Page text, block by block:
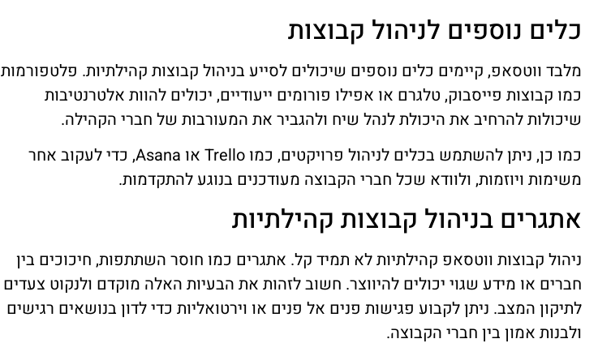
כלים נוספים לניהול קבוצות
מלבד ווטסאפ, קיימים כלים נוספים שיכולים לסייע בניהול קבוצות קהילתיות. פלטפורמות
כמו קבוצות פייסבוק, טלגרם או אפילו פורומים ייעודיים, יכולים להוות אלטרנטיבות
שיכולות להרחיב את היכולת לנהל שיח ולהגביר את המעורבות של חברי הקהילה.
כמו כן, ניתן להשתמש בכלים לניהול פרויקטים, כמו Trello או Asana, כדי לעקוב אחר
משימות ויוזמות, ולוודא שכל חברי הקבוצה מעודכנים בנוגע להתקדמות.
אתגרים בניהול קבוצות קהילתיות
ניהול קבוצות ווטסאפ קהילתיות לא תמיד קל. אתגרים כמו חוסר השתתפות, חיכוכים בין
חברים או מידע שגוי יכולים להיווצר. חשוב לזהות את הבעיות האלה מוקדם ולנקוט צעדים
לתיקון המצב. ניתן לקבוע פגישות פנים אל פנים או וירטואליות כדי לדון בנושאים רגישים
ולבנות אמון בין חברי הקבוצה.